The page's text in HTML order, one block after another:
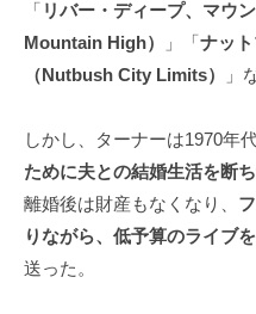
「 リバー・ディープ、マウ
Mountain High）
」「ナッ
（Nutbush City Limits）
」
しかし、ターナーは1970年
ために夫との結婚生活を断
離婚後は財産もなくなり、
りながら、低予算のライブ
送った。